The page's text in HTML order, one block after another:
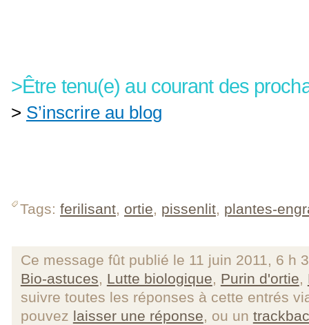
>Être tenu(e) au courant des
> S’inscrire au blog
Tags: ferilisant, ortie, pissenlit, plantes-
Ce message fût publié le 11 juin 2011, 6 h
Bio-astuces, Lutte biologique, Purin d'ortie,
suivre toutes les réponses à cette entrés
pouvez laisser une réponse, ou un